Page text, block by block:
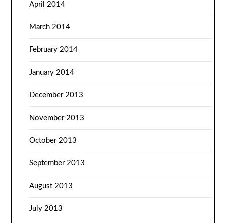
April 2014
March 2014
February 2014
January 2014
December 2013
November 2013
October 2013
September 2013
August 2013
July 2013